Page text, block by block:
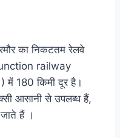
का निकटतम रेलवे
railway
180 किमी दूर है।
आसानी से उपलब्ध हैं,
हैं ।